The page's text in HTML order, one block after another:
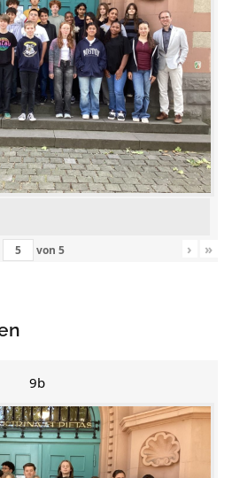
von 5 › »
9b